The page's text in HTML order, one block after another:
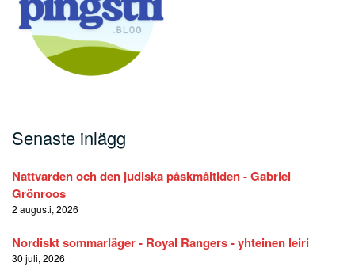
Senaste inlägg
Nattvarden och den judiska påskmåltiden - Gabriel
Grönroos
2 augusti, 2026
Nordiskt sommarläger - Royal Rangers - yhteinen leiri
30 juli, 2026